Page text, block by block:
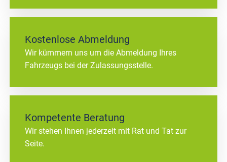
Kostenlose Abmeldung
Wir kümmern uns um die Abmeldung Ihres
Fahrzeugs bei der Zulassungsstelle.
Kompetente Beratung
Wir stehen Ihnen jederzeit mit Rat und Tat zur
Seite.